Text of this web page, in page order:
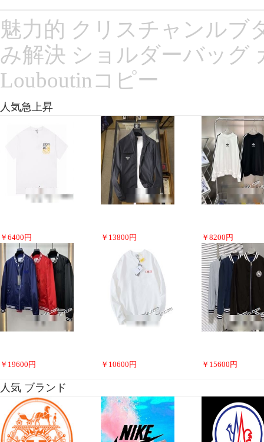
魅力的 クリスチャンルブ
み解決 ショルダーバッグ
Louboutinコピー
人気急上昇
￥ 6400 円 ￥ 13800 円 ￥ 8200 円
￥ 19600 円 ￥ 10600 円 ￥ 15600 円
人気 ブランド